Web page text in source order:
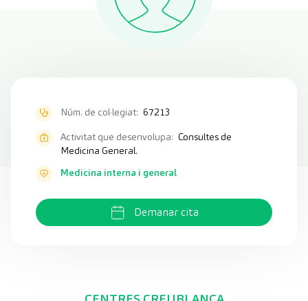
Núm. de col·legiat: 67213
Activitat que desenvolupa: Consultes de
Medicina General.
Medicina interna i general
Demanar cita